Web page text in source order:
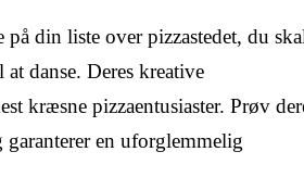
din liste over pizzastedet, du
danse. Deres kreative
kræsne pizzaentusiaster. Prøv
en uforglemmelig